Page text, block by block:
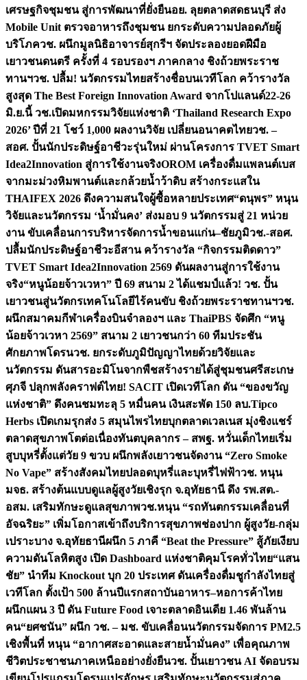
เศรษฐกิจชุมชน สู่การพัฒนาที่ยั่งยืนอย. ลุยตลาดสดธนบุรี ส่ง
Mobile Unit ตรวจอาหารถึงชุมชน ยกระดับความปลอดภัยผู้
บริโภควช. ผนึกมูลนิธิอาจารย์สุกรีฯ จัดประลองยอดฝีมือ
เยาวชนดนตรี ครั้งที่ 4 รอบรองฯ ภาคกลาง ชิงถ้วยพระราช
ทานฯวช. ปลื้ม! นวัตกรรมไทยสร้างชื่อบนเวทีโลก คว้ารางวัล
สูงสุด The Best Foreign Innovation Award จากโปแลนด์22-26
มิ.ย.นี้ วช.เปิดมหกรรมวิจัยแห่งชาติ ‘Thailand Research Expo
2026’ ปีที่ 21 โชว์ 1,000 ผลงานวิจัย เปลี่ยนอนาคตไทยวช. –
สอศ. ปั้นนักประดิษฐ์อาชีวะรุ่นใหม่ ผ่านโครงการ TVET Smart
Idea2Innovation สู่การใช้งานจริงOROM เครื่องดื่มแพลนต์เบส
จากมะม่วงหิมพานต์และกล้วยน้ำว้าดิบ สร้างกระแสใน
THAIFEX 2026 ดึงความสนใจผู้ซื้อหลายประเทศ“ดนุพร” หนุน
วิจัยและนวัตกรรม ‘น้ำมั่นคง’ ส่งมอบ 9 นวัตกรรมสู่ 21 หน่วย
งาน ขับเคลื่อนการบริหารจัดการน้ำขอนแก่น–ชัยภูมิวช.-สอศ.
ปลื้มนักประดิษฐ์อาชีวะอีสาน คว้ารางวัล “กิจกรรมติดดาว”
TVET Smart Idea2Innovation 2569 ดันผลงานสู่การใช้งาน
จริง“หนูน้อยจ้าวเวหา” ปี 69 สนาม 2 ได้แชมป์แล้ว! วช. ปั้น
เยาวชนสู่นวัตกรเทคโนโลยีไร้คนขับ ชิงถ้วยพระราชทานฯวช.
ผนึกสมาคมกีฬาเครื่องบินจำลองฯ และ ThaiPBS จัดศึก “หนู
น้อยจ้าวเวหา 2569” สนาม 2 เยาวชนกว่า 60 ทีมประชัน
ศักยภาพโดรนวช. ยกระดับภูมิปัญญาไทยด้วยวิจัยและ
นวัตกรรม ดันสารอะมิโนจากพืชสร้างรายได้สู่ชุมชนศรีสะเกษ
ศุภจี ปลุกพลังคราฟต์ไทย! SACIT เปิดเวทีโลก ดัน “ของขวัญ
แห่งชาติ” ดึงคนชมทะลุ 5 หมื่นคน เงินสะพัด 150 ลบ.Tipco
Herbs เปิดเกมรุกส่ง 5 สมุนไพรไทยบุกตลาดเวลเนส มุ่งชิงแชร์
ตลาดสุขภาพโตต่อเนื่องทันตบุคลากร – สพฐ. หวั่นเด็กไทยเริ่ม
สูบบุหรี่ตั้งแต่วัย 9 ขวบ ผนึกพลังเยาวชนจัดงาน “Zero Smoke
No Vape” สร้างสังคมไทยปลอดบุหรี่และบุหรี่ไฟฟ้าวช. หนุน
มจธ. สร้างต้นแบบดูแลผู้สูงวัยเชิงรุก จ.อุทัยธานี ดึง รพ.สต.-
อสม. เสริมทักษะดูแลสุขภาพวช.หนุน “รถทันตกรรมเคลื่อนที่
อัจฉริยะ” เพิ่มโอกาสเข้าถึงบริการสุขภาพช่องปาก ผู้สูงวัย-กลุ่ม
เปราะบาง จ.อุทัยธานีผนึก 5 ภาคี “Beat the Pressure” สู้ภัยเงียบ
ความดันโลหิตสูง เปิด Dashboard แห่งชาติคุมโรคทั่วไทย“แสน
ชัย” นำทีม Knockout บุก 20 ประเทศ ดันเครื่องดื่มชูกำลังไทยสู่
เวทีโลก ตั้งเป้า 500 ล้านปีแรกสถาบันอาหาร–หอการค้าไทย
ผนึกแผน 3 ปี ดัน Future Food เจาะตลาดอินเดีย 1.46 พันล้าน
คน“ยศชนัน” ผนึก วช. – มช. ขับเคลื่อนนวัตกรรมจัดการ PM2.5
เชิงพื้นที่ หนุน “อากาศสะอาดและสายน้ำมั่นคง” เพื่อคุณภาพ
ชีวิตประชาชนภาคเหนืออย่างยั่งยืนวช. ปั้นเยาวชน AI จัดอบรม